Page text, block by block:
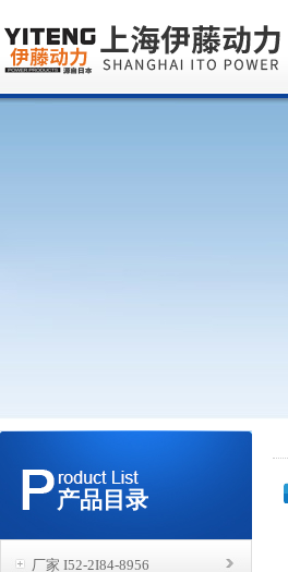
产品目录
厂家 I52-2I84-8956